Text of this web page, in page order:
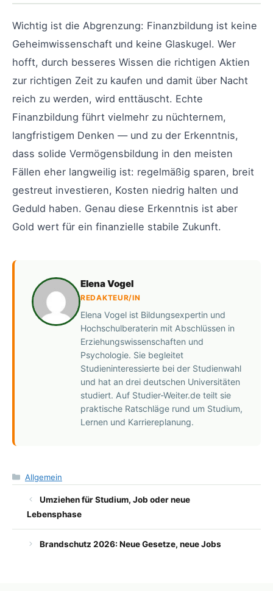
Wichtig ist die Abgrenzung: Finanzbildung ist keine
Geheimwissenschaft und keine Glaskugel. Wer
hofft, durch besseres Wissen die richtigen Aktien
zur richtigen Zeit zu kaufen und damit über Nacht
reich zu werden, wird enttäuscht. Echte
Finanzbildung führt vielmehr zu nüchternem,
langfristigem Denken — und zu der Erkenntnis,
dass solide Vermögensbildung in den meisten
Fällen eher langweilig ist: regelmäßig sparen, breit
gestreut investieren, Kosten niedrig halten und
Geduld haben. Genau diese Erkenntnis ist aber
Gold wert für ein finanzielle stabile Zukunft.
Elena Vogel
REDAKTEUR/IN
Elena Vogel ist Bildungsexpertin und
Hochschulberaterin mit Abschlüssen in
Erziehungswissenschaften und
Psychologie. Sie begleitet
Studieninteressierte bei der Studienwahl
und hat an drei deutschen Universitäten
studiert. Auf Studier-Weiter.de teilt sie
praktische Ratschläge rund um Studium,
Lernen und Karriereplanung.
Kategorien
Allgemein
Umziehen für Studium, Job oder neue
Lebensphase
Brandschutz 2026: Neue Gesetze, neue Jobs